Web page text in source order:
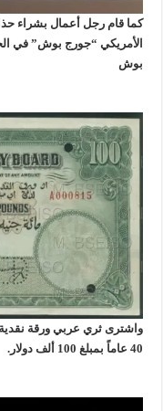
كما قام رجل أعمال بشراء
بوش
40 عاماً بمبلغ 100 ألف دولار.